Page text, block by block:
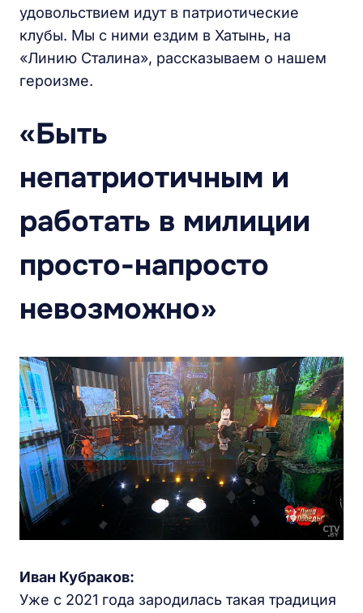
удовольствием идут в патриотические
клубы. Мы с ними ездим в Хатынь, на
«Линию Сталина», рассказываем о нашем
героизме.
«Быть
непатриотичным и
работать в милиции
просто-напросто
невозможно»
Иван Кубраков:
Уже с 2021 года зародилась такая традиция